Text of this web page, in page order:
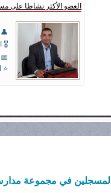
العضو الأكثر نشاطا على
🎖️
⭐
في مجموعة